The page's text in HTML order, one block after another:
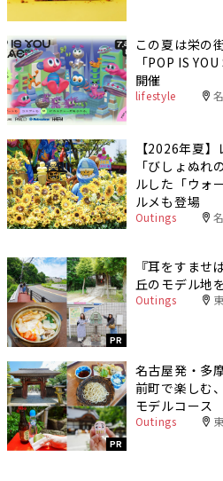
この夏は栄の
「POP IS
開催
lifestyle
【2026年夏
「びしょぬれ
ルした「ウォ
ルメも登場
Outings
PR
『耳をすませ
丘のモデル地
Outings
PR
名古屋発・多
前町で楽しむ
モデルコース
Outings